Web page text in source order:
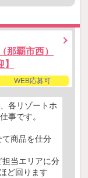
那覇市西）
WEB応募可
各リゾートホ
事です。
商品を仕分
当エリアに分
ど回ります